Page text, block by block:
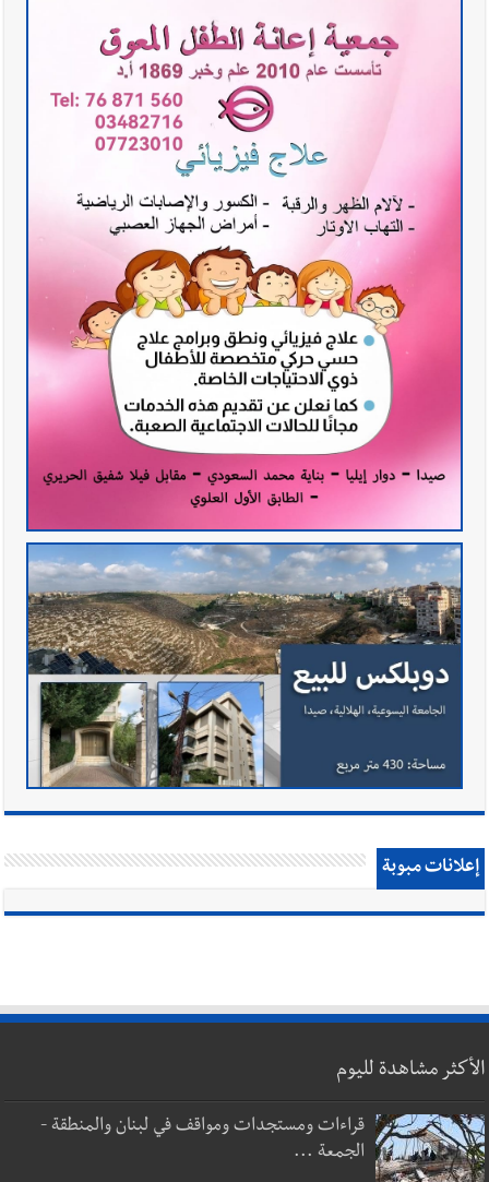
إعلانات مبوبة
الأكثر مشاهدة لليوم
قراءات ومستجدات ومواقف في لبنان والمنطقة -
الجمعة ...